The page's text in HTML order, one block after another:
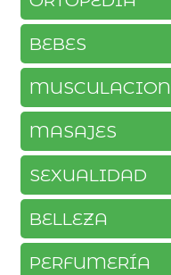
BEBES
MUSCULACION
MASAJES
SEXUALIDAD
BELLEZA
PERFUMERÍA